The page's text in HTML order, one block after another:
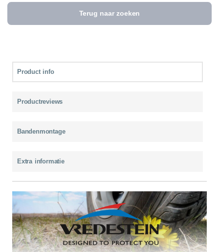
Terug naar zoeken
Product info
Productreviews
Bandenmontage
Extra informatie